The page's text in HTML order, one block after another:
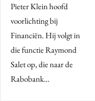
Pieter Klein hoofd
voorlichting bij
Financiën. Hij volgt in
die functie Raymond
Salet op, die naar de
Rabobank…